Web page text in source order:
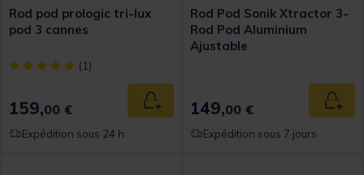
Rod pod prologic tri-lux
pod 3 cannes
[object Object] out of 5 Customer Rating
(1)
159,00 € Ajouter au panier
Expédition sous 24 h
Rod Pod Sonik Xtractor 3-
Rod Pod Aluminium
Ajustable
149,00 €
Expédition sous 7 jours